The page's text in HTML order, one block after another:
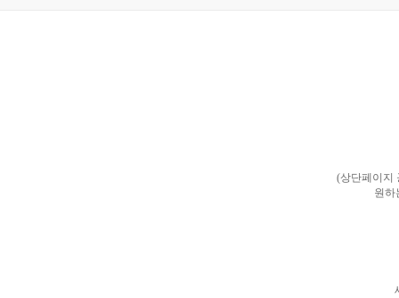
(상단페이지
원하